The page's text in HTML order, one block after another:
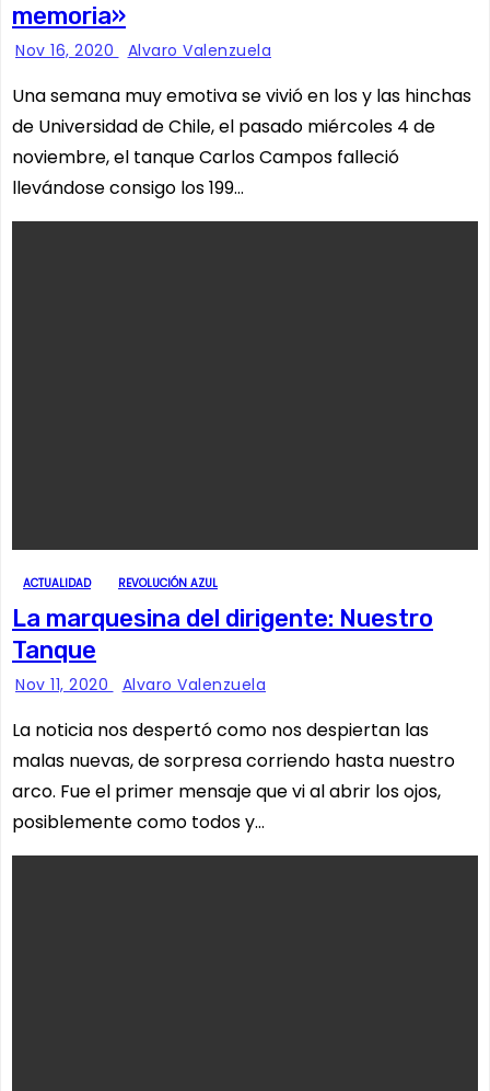
memoria»
Nov 16, 2020 Alvaro Valenzuela
Una semana muy emotiva se vivió en los y las hinchas
de Universidad de Chile, el pasado miércoles 4 de
noviembre, el tanque Carlos Campos falleció
llevándose consigo los 199…
ACTUALIDAD REVOLUCIÓN AZUL
La marquesina del dirigente: Nuestro
Tanque
Nov 11, 2020 Alvaro Valenzuela
La noticia nos despertó como nos despiertan las
malas nuevas, de sorpresa corriendo hasta nuestro
arco. Fue el primer mensaje que vi al abrir los ojos,
posiblemente como todos y…